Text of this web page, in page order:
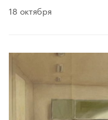
18 октября